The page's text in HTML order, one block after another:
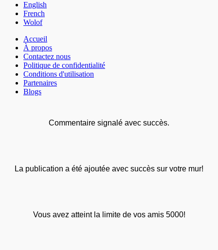
English
French
Wolof
Accueil
À propos
Contactez nous
Politique de confidentialité
Conditions d'utilisation
Partenaires
Blogs
Commentaire signalé avec succès.
La publication a été ajoutée avec succès sur votre mur!
Vous avez atteint la limite de vos amis 5000!